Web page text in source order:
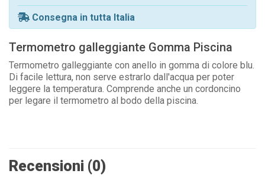
Consegna in tutta Italia
Termometro galleggiante Gomma Piscina
Termometro galleggiante con anello in gomma di colore blu.
Di facile lettura, non serve estrarlo dall'acqua per poter
leggere la temperatura. Comprende anche un cordoncino
per legare il termometro al bodo della piscina.
Recensioni (0)